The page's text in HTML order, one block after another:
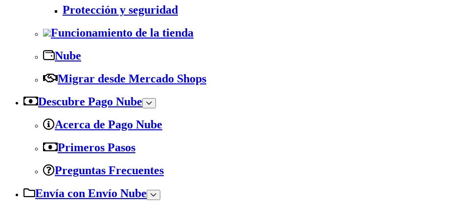
Protección y seguridad
Funcionamiento de la tienda
Nube
Migrar desde Mercado Shops
Descubre Pago Nube
Acerca de Pago Nube
Primeros Pasos
Preguntas Frecuentes
Envía con Envío Nube